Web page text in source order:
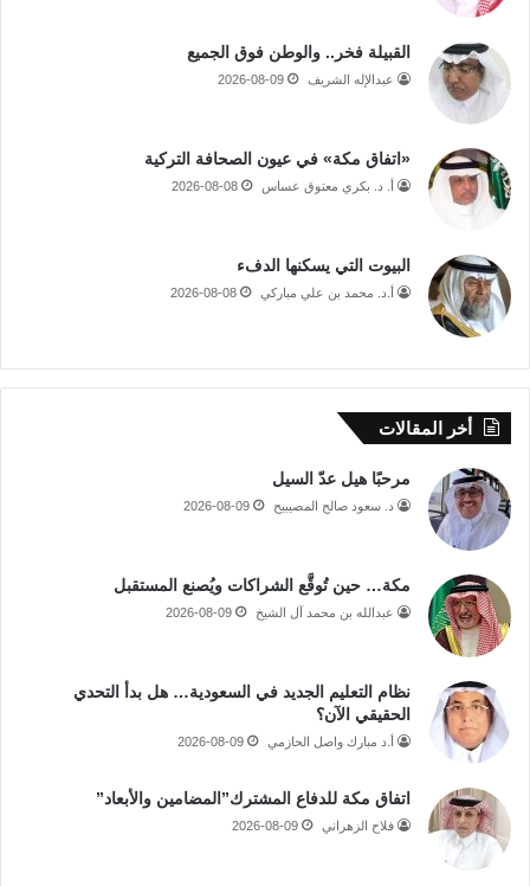
القبيلة فخر.. والوطن فوق الجميع
عبدالإله الشريف 2026-08-09
«اتفاق مكة» في عيون الصحافة التركية
أ. د. بكري معتوق عساس 2026-08-08
البيوت التي يسكنها الدفء
أ.د. محمد بن علي مباركي 2026-08-08
أخر المقالات
مرحبًا هيل عدّ السيل
د. سعود صالح المصيبيح 2026-08-09
مكة… حين تُوقَّع الشراكات ويُصنع المستقبل
عبدالله بن محمد آل الشيخ 2026-08-09
نظام التعليم الجديد في السعودية… هل بدأ التحدي
الحقيقي الآن؟
أ.د مبارك واصل الحازمي 2026-08-09
اتفاق مكة للدفاع المشترك”المضامين والأبعاد”
فلاح الزهراني 2026-08-09